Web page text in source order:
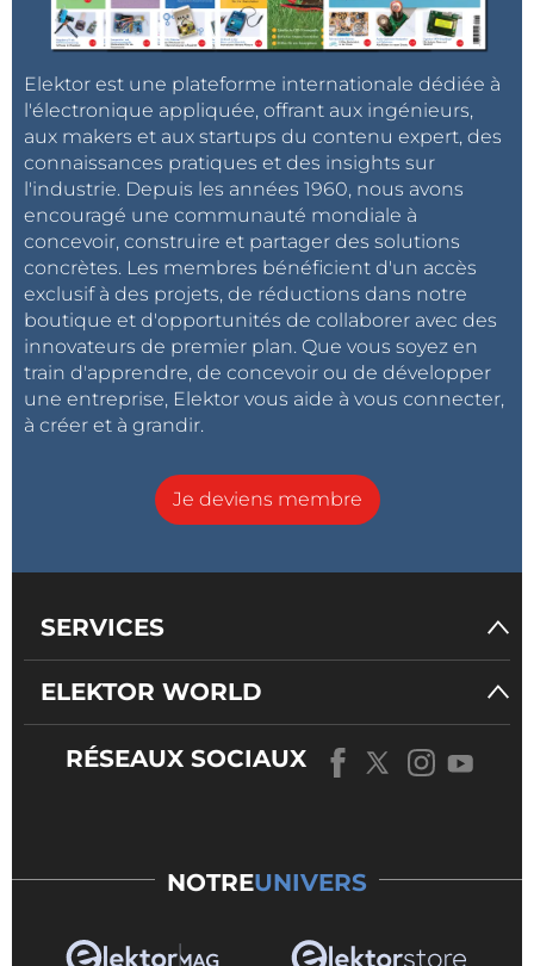
Elektor est une plateforme internationale dédiée à
l'électronique appliquée, offrant aux ingénieurs,
aux makers et aux startups du contenu expert, des
connaissances pratiques et des insights sur
l'industrie. Depuis les années 1960, nous avons
encouragé une communauté mondiale à
concevoir, construire et partager des solutions
concrètes. Les membres bénéficient d'un accès
exclusif à des projets, de réductions dans notre
boutique et d'opportunités de collaborer avec des
innovateurs de premier plan. Que vous soyez en
train d'apprendre, de concevoir ou de développer
une entreprise, Elektor vous aide à vous connecter,
à créer et à grandir.
Je deviens membre
SERVICES
ELEKTOR WORLD
RÉSEAUX SOCIAUX
NOTREUNIVERS